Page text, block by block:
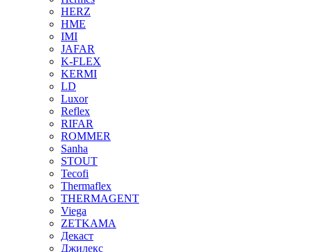
HERZ
HME
IMI
JAFAR
K-FLEX
KERMI
LD
Luxor
Reflex
RIFAR
ROMMER
Sanha
STOUT
Tecofi
Thermaflex
THERMAGENT
Viega
ZETKAMA
Декаст
Джилекс